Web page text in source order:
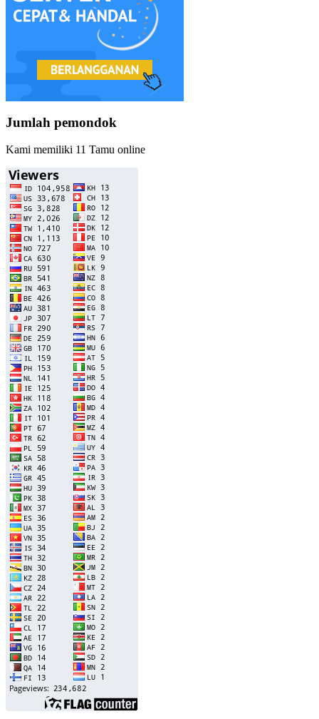
Jumlah pemondok
Kami memiliki 11 Tamu online